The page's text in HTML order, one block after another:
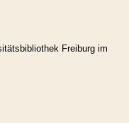
Freiburg im